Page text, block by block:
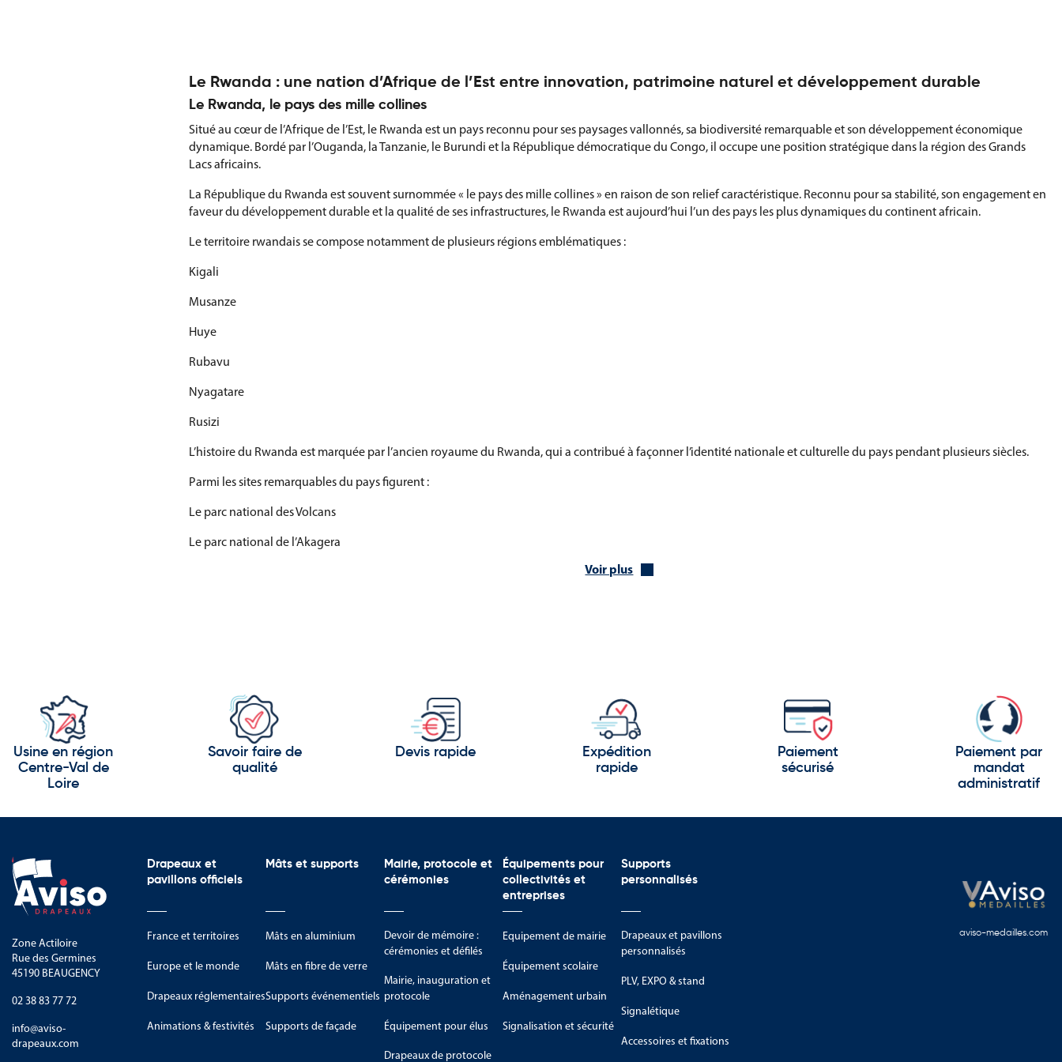
Le Rwanda : une nation d’Afrique de l’Est entre innovation, patrimoine naturel et développement durable
Le Rwanda, le pays des mille collines
Situé au cœur de l’Afrique de l’Est, le Rwanda est un pays reconnu pour ses paysages vallonnés, sa biodiversité remarquable et son développement économique
dynamique. Bordé par l’Ouganda, la Tanzanie, le Burundi et la République démocratique du Congo, il occupe une position stratégique dans la région des Grands
Lacs africains.
La République du Rwanda est souvent surnommée « le pays des mille collines » en raison de son relief caractéristique. Reconnu pour sa stabilité, son engagement en
faveur du développement durable et la qualité de ses infrastructures, le Rwanda est aujourd’hui l’un des pays les plus dynamiques du continent africain.
Le territoire rwandais se compose notamment de plusieurs régions emblématiques :
Kigali
Musanze
Huye
Rubavu
Nyagatare
Rusizi
L’histoire du Rwanda est marquée par l’ancien royaume du Rwanda, qui a contribué à façonner l’identité nationale et culturelle du pays pendant plusieurs siècles.
Parmi les sites remarquables du pays figurent :
Le parc national des Volcans
Le parc national de l’Akagera
Les montagnes volcaniques des Virunga
Les forêts tropicales
Les lacs de la région des Grands Lacs
Les nouvelles technologies
Le tourisme durable
L’agriculture
Les initiatives environnementales
Les symboles du Rwanda représentent aujourd’hui un pays qui associe patrimoine, innovation, résilience et développement.
Voir plus
Usine en région
Centre-Val de
Loire
Savoir faire de
qualité
Devis rapide
Expédition
rapide
Paiement
sécurisé
Paiement par
mandat
administratif
Zone Actiloire
Rue des Germines
45190 BEAUGENCY
02 38 83 77 72
info@aviso-
drapeaux.com
Drapeaux et
pavillons officiels
France et territoires
Europe et le monde
Drapeaux réglementaires
Animations & festivités
Mâts et supports
Mâts en aluminium
Mâts en fibre de verre
Supports événementiels
Supports de façade
Mairie, protocole et
cérémonies
Devoir de mémoire :
cérémonies et défilés
Mairie, inauguration et
protocole
Équipement pour élus
Drapeaux de protocole
Équipements pour
collectivités et
entreprises
Equipement de mairie
Équipement scolaire
Aménagement urbain
Signalisation et sécurité
Supports
personnalisés
Drapeaux et pavillons
personnalisés
PLV, EXPO & stand
Signalétique
Accessoires et fixations
aviso-medailles.com